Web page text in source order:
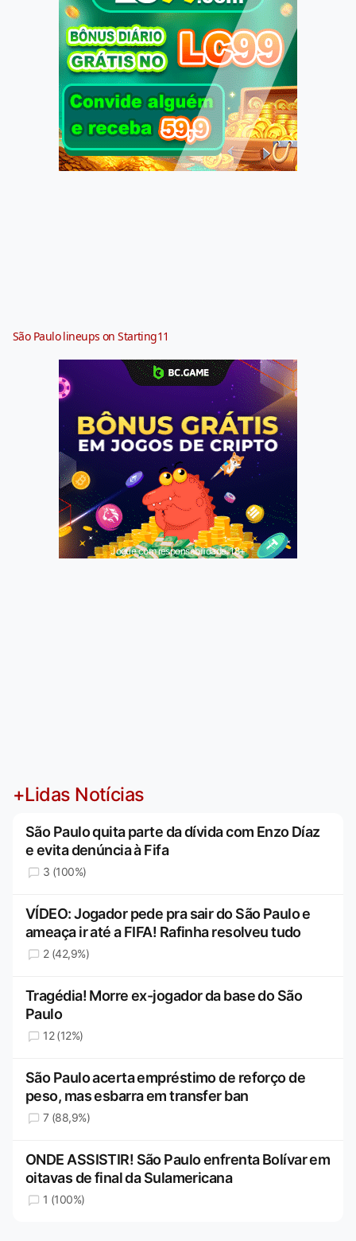
São Paulo lineups on Starting11
Jogue com responsabilidade. 18+
+Lidas Notícias
São Paulo quita parte da dívida com Enzo Díaz
e evita denúncia à Fifa
3 (100%)
VÍDEO: Jogador pede pra sair do São Paulo e
ameaça ir até a FIFA! Rafinha resolveu tudo
2 (42,9%)
Tragédia! Morre ex-jogador da base do São
Paulo
12 (12%)
São Paulo acerta empréstimo de reforço de
peso, mas esbarra em transfer ban
7 (88,9%)
ONDE ASSISTIR! São Paulo enfrenta Bolívar em
oitavas de final da Sulamericana
1 (100%)